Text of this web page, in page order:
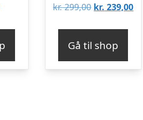
kr.299,00 Den
var:
kr. 299,00.
kr. 239,00
Gå til shop